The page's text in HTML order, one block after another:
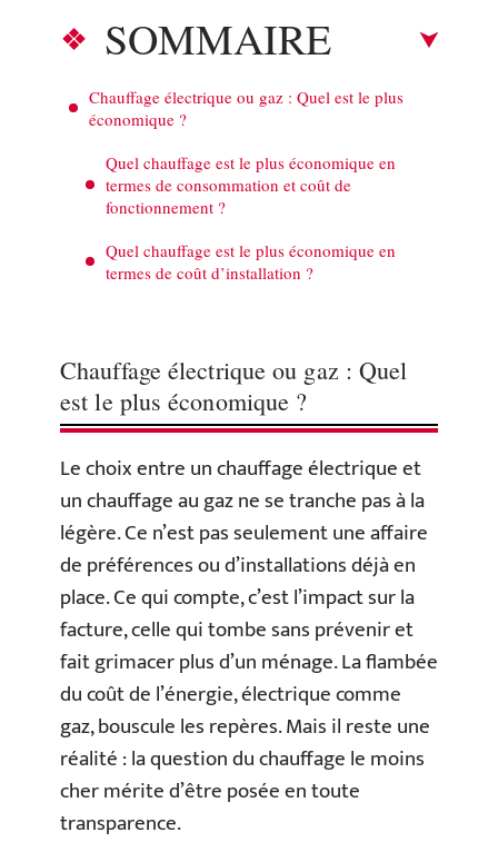
SOMMAIRE
Chauffage électrique ou gaz : Quel est le plus
économique ?
Quel chauffage est le plus économique en
termes de consommation et coût de
fonctionnement ?
Quel chauffage est le plus économique en
termes de coût d’installation ?
Chauffage électrique ou gaz : Quel
est le plus économique ?
Le choix entre un chauffage électrique et
un chauffage au gaz ne se tranche pas à la
légère. Ce n’est pas seulement une affaire
de préférences ou d’installations déjà en
place. Ce qui compte, c’est l’impact sur la
facture, celle qui tombe sans prévenir et
fait grimacer plus d’un ménage. La flambée
du coût de l’énergie, électrique comme
gaz, bouscule les repères. Mais il reste une
réalité : la question du chauffage le moins
cher mérite d’être posée en toute
transparence.